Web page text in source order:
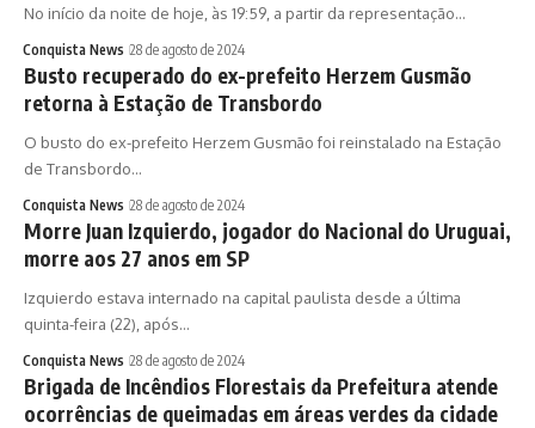
No início da noite de hoje, às 19:59, a partir da representação…
Conquista News 28 de agosto de 2024
Busto recuperado do ex-prefeito Herzem Gusmão
retorna à Estação de Transbordo
O busto do ex-prefeito Herzem Gusmão foi reinstalado na Estação
de Transbordo…
Conquista News 28 de agosto de 2024
Morre Juan Izquierdo, jogador do Nacional do Uruguai,
morre aos 27 anos em SP
Izquierdo estava internado na capital paulista desde a última
quinta-feira (22), após…
Conquista News 28 de agosto de 2024
Brigada de Incêndios Florestais da Prefeitura atende
ocorrências de queimadas em áreas verdes da cidade